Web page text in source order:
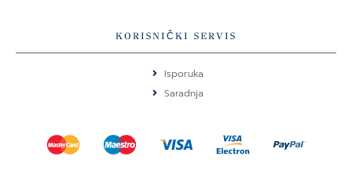
KORISNIČKI SERVIS
Isporuka
Saradnja